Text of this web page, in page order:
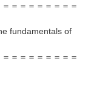
＝＝＝＝＝＝＝＝
fundamentals of
＝＝＝＝＝＝＝＝